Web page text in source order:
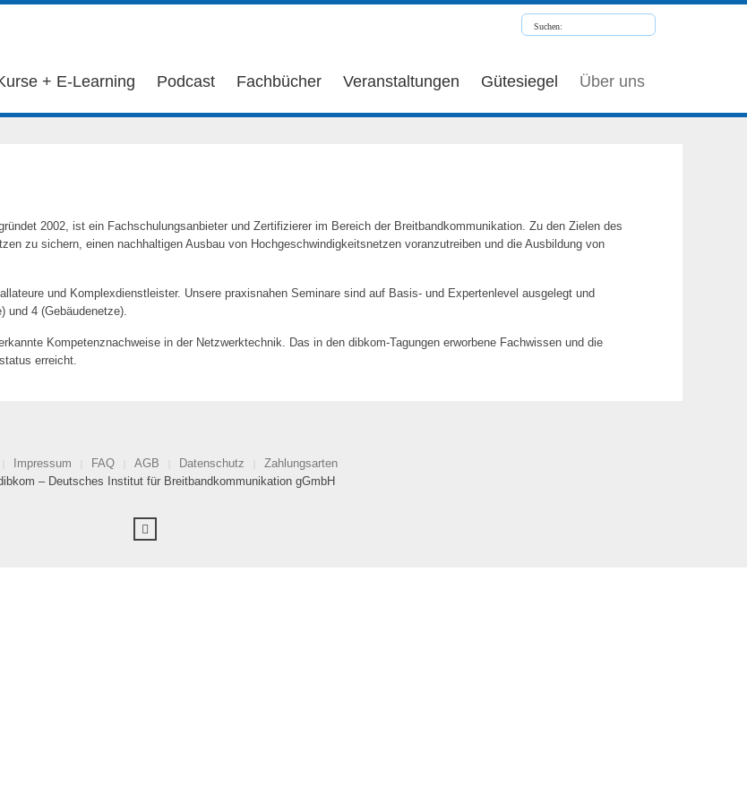
+ E-Learning Podcast Fachbücher Veranstaltungen Gütesiegel Über uns
2002, ist ein Fachschulungsanbieter und Zertifizierer im Bereich der Breitbandkommunikation. Zu den Zielen des
zu sichern, einen nachhaltigen Ausbau von Hochgeschwindigkeitsnetzen voranzutreiben und die Ausbildung von
und Komplexdienstleister. Unsere praxisnahen Seminare sind auf Basis- und Expertenlevel ausgelegt und
und 4 (Gebäudenetze).
Kompetenznachweise in der Netzwerktechnik. Das in den dibkom-Tagungen erworbene Fachwissen und die
erreicht.
Impressum FAQ AGB Datenschutz
Zahlungsarten
– Deutsches Institut für Breitbandkommunikation gGmbH